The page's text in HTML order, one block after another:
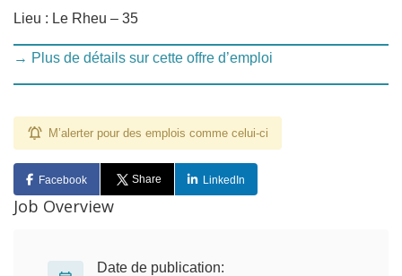
Lieu : Le Rheu – 35
→ Plus de détails sur cette offre d’emploi
M’alerter pour des emplois comme celui-ci
Facebook Share LinkedIn
Job Overview
Date de publication: